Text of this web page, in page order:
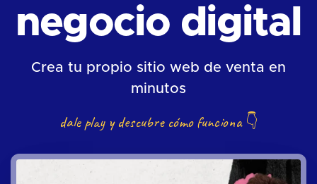
negocio digital
Crea tu propio sitio web de venta en
minutos
dale play y descubre cómo funciona 👇